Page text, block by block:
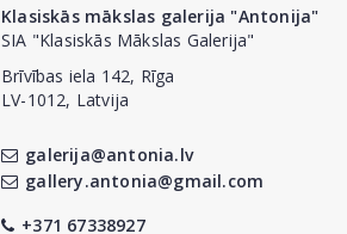
Klasiskās mākslas galerija "Antonija"
SIA "Klasiskās Mākslas Galerija"
Brīvības iela 142, Rīga
LV-1012, Latvija
galerija@antonia.lv
gallery.antonia@gmail.com
+371 67338927